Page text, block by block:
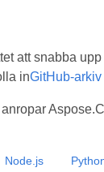
att snabba
inGitHub-arkiv
Node.js